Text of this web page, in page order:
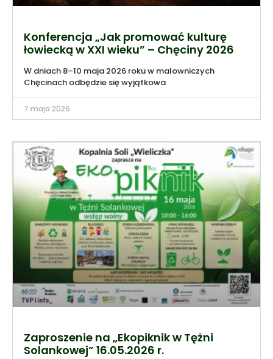
Konferencja „Jak promować kulturę
łowiecką w XXI wieku” – Chęciny 2026
W dniach 8–10 maja 2026 roku w malowniczych
Chęcinach odbędzie się wyjątkowa
7 maja 2026
Zaproszenie na „Ekopiknik w Tężni
Solankowej” 16.05.2026 r.